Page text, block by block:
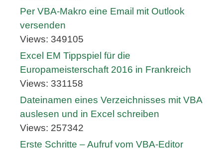
Per VBA-Makro eine Email mit Outlook
versenden
Views: 349105
Excel EM Tippspiel für die
Europameisterschaft 2016 in Frankreich
Views: 331158
Dateinamen eines Verzeichnisses mit VBA
auslesen und in Excel schreiben
Views: 257342
Erste Schritte – Aufruf vom VBA-Editor